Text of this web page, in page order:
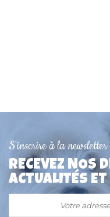
Lampe de Sécurité
Silicone USB
12,50 €
S'inscrire à la newsletter
RECEVEZ NOS
ACTUALITÉS